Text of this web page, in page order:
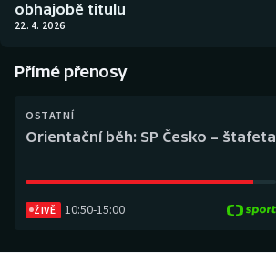
Boby a skeleton
Dostihy
Florbal
AZ kvíz
obhajobě titulu
22. 4. 2026
Přímé přenosy
OSTATNÍ
Orientační běh: SP Česko – štafeta
ŽIVĚ 10:50-15:00